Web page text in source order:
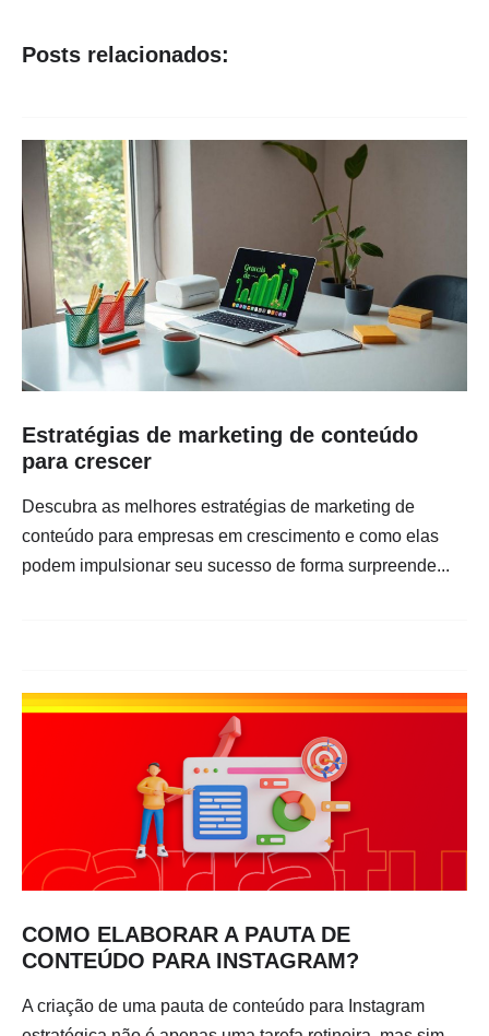
Posts relacionados:
Estratégias de marketing de conteúdo
para crescer
Descubra as melhores estratégias de marketing de
conteúdo para empresas em crescimento e como elas
podem impulsionar seu sucesso de forma surpreende...
COMO ELABORAR A PAUTA DE
CONTEÚDO PARA INSTAGRAM?
A criação de uma pauta de conteúdo para Instagram